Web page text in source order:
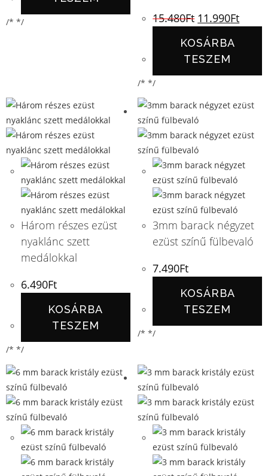
/* */ 15.480Ft 11.990Ft
KOSÁRBA
TESZEM
/* */
Három részes ezüst
nyaklánc szett
medálokkal
6.490Ft
KOSÁRBA
TESZEM
/* */
3mm barack négyzet
ezüst színű fülbevaló
7.490Ft
KOSÁRBA
TESZEM
/* */